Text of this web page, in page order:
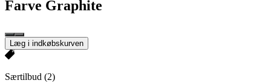
Farve Graphite
Læg i indkøbskurven
Særtilbud (2)